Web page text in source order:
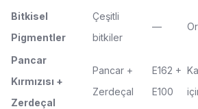
Bitkisel
Pigmentler
Çeşitli
bitkiler
—
Pancar
Kırmızısı +
Zerdeçal
Pancar +
Zerdeçal
E162 +
E100